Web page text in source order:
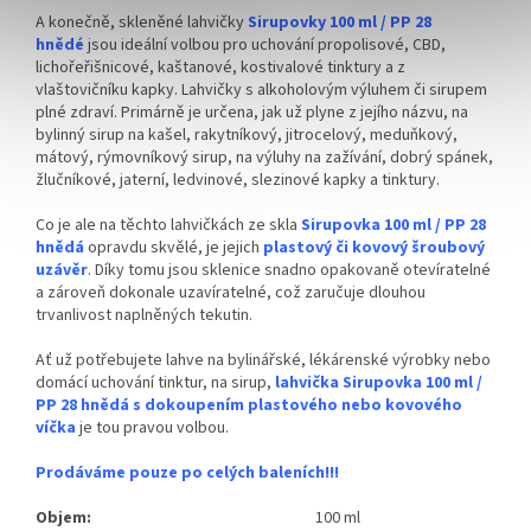
A konečně, skleněné lahvičky Sirupovky 100 ml / PP 28
hnědé jsou ideální volbou pro uchování propolisové, CBD,
lichořeřišnicové, kaštanové, kostivalové tinktury a z
vlaštovičníku kapky. Lahvičky s alkoholovým výluhem či sirupem
plné zdraví. Primárně je určena, jak už plyne z jejího názvu, na
bylinný sirup na kašel, rakytníkový, jitrocelový, meduňkový,
mátový, rýmovníkový sirup, na výluhy na zažívání, dobrý spánek,
žlučníkové, jaterní, ledvinové, slezinové kapky a tinktury.
Co je ale na těchto lahvičkách ze skla Sirupovka 100 ml / PP 28
hnědá opravdu skvělé, je jejich plastový či kovový šroubový
uzávěr. Díky tomu jsou sklenice snadno opakovaně otevíratelné
a zároveň dokonale uzavíratelné, což zaručuje dlouhou
trvanlivost naplněných tekutin.
Ať už potřebujete lahve na bylinářské, lékárenské výrobky nebo
domácí uchování tinktur, na sirup, lahvička Sirupovka 100 ml /
PP 28 hnědá s dokoupením plastového nebo kovového
víčka je tou pravou volbou.
Prodáváme pouze po celých baleních!!!
Objem:
100 ml